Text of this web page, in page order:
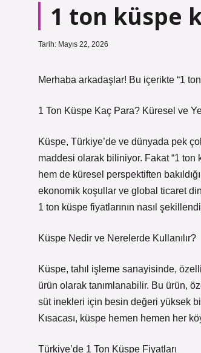
1 ton küspe
Tarih: Mayıs 22, 2026
Merhaba arkadaşlar! Bu içerikte “1
1 Ton Küspe Kaç Para? Küresel ve
Küspe, Türkiye’de ve dünyada pek
maddesi olarak biliniyor. Fakat “1 ton
hem de küresel perspektiften
ekonomik koşullar ve global ticaret
1 ton küspe fiyatlarının nasıl
Küspe Nedir ve Nerelerde Kullanılır?
Küspe, tahıl işleme sanayisinde,
ürün olarak tanımlanabilir. Bu ürün,
süt inekleri için besin değeri yüksek
Kısacası, küspe hemen hemen her
Türkiye’de 1 Ton Küspe Fiyatları